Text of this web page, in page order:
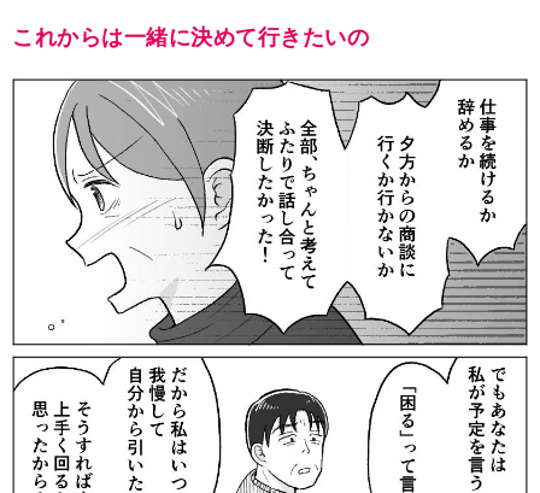
これからは一緒に決めて行きたいの